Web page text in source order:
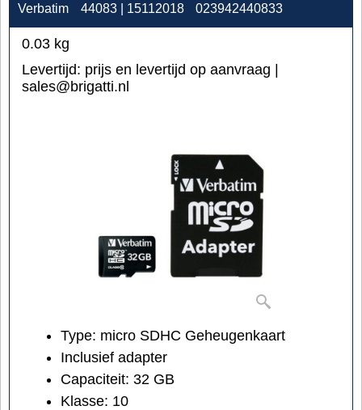
Verbatim 44083 | 15112018 023942440833
0.03 kg
Levertijd: prijs en levertijd op aanvraag |
sales@brigatti.nl
Type: micro SDHC Geheugenkaart
Inclusief adapter
Capaciteit: 32 GB
Klasse: 10